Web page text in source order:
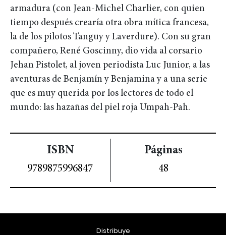
armadura (con Jean-Michel Charlier, con quien
tiempo después crearía otra obra mítica francesa,
la de los pilotos Tanguy y Laverdure). Con su gran
compañero, René Goscinny, dio vida al corsario
Jehan Pistolet, al joven periodista Luc Junior, a las
aventuras de Benjamín y Benjamina y a una serie
que es muy querida por los lectores de todo el
mundo: las hazañas del piel roja Umpah-Pah.
ISBN
9789875996847
Páginas
48
Distribuye